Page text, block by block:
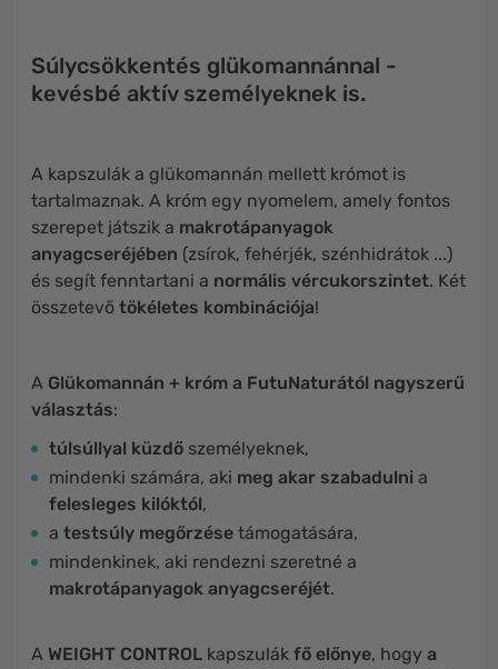
Súlycsökkentés glükomannánnal -
kevésbé aktív személyeknek is.
A kapszulák a glükomannán mellett krómot is
tartalmaznak. A króm egy nyomelem, amely fontos
szerepet játszik a makrotápanyagok
anyagcseréjében (zsírok, fehérjék, szénhidrátok ...)
és segít fenntartani a normális vércukorszintet. Két
összetevő tökéletes kombinációja!
A Glükomannán + króm a FutuNaturától nagyszerű
választás:
túlsúllyal küzdő személyeknek,
mindenki számára, aki meg akar szabadulni a
felesleges kilóktól,
a testsúly megőrzése támogatására,
mindenkinek, aki rendezni szeretné a
makrotápanyagok anyagcseréjét.
A WEIGHT CONTROL kapszulák fő előnye, hogy a